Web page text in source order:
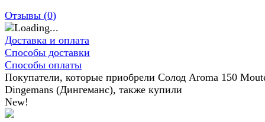
Отзывы (0)
Доставка и оплата
Способы доставки
Способы оплаты
Покупатели, которые приобрели Солод Aroma 150
Dingemans (Дингеманс), также купили
New!